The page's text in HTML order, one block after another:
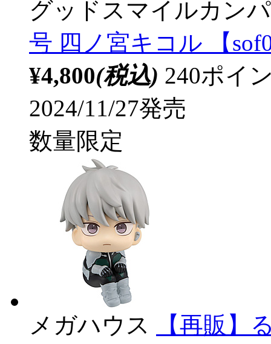
グッドスマイルカン
号 四ノ宮キコル 【
¥4,800(税込) 240ポイ
2024/11/27発売
数量限定
メガハウス
【再販】